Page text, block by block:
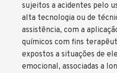
sujeitos a acidentes pelo
alta tecnologia ou de
assistência, com a
químicos com fins
expostos a situações de
emocional, associadas a